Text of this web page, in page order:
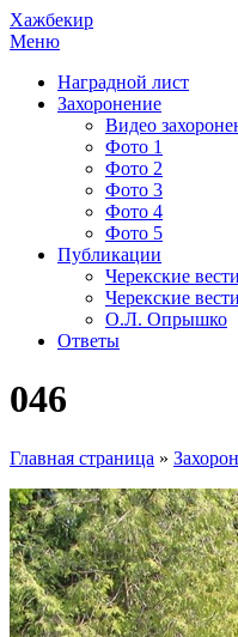
Хажбекир
Меню
Наградной лист
Захоронение
Видео
Фото 1
Фото 2
Фото 3
Фото 4
Фото 5
Публикации
Черекские
Черекские
О.Л. Опрышко
Ответы
046
Главная страница »